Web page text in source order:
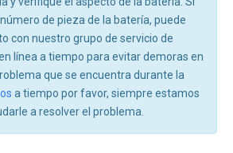
de pieza de la batería, puede
con nuestro grupo de servicio de
línea a tiempo para evitar demoras en
que se encuentra durante la
a tiempo por favor, siempre estamos
a resolver el problema.